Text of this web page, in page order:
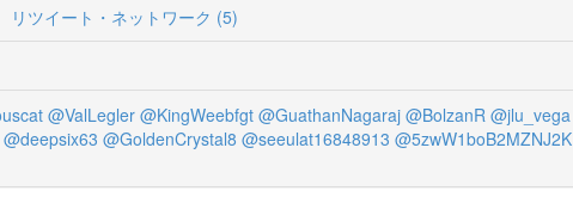
リツイート・ネットワーク (5)
@ValLegler @KingWeebfgt @GuathanNagaraj @BolzanR @jlu_vega
@deepsix63 @GoldenCrystal8 @seeulat16848913 @5zwW1boB2MZNJ2K